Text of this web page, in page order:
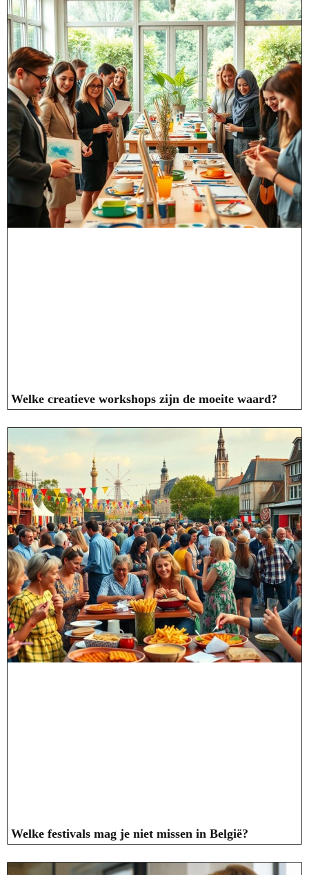
Welke creatieve workshops zijn de moeite waard?
Welke festivals mag je niet missen in België?